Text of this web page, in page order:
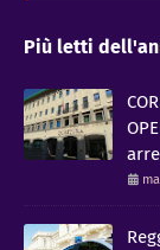
Più letti